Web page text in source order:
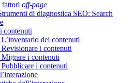
fattori off-page
di diagnostica SEO: Search
contenuti
dei contenuti
i contenuti
i contenuti
i contenuti